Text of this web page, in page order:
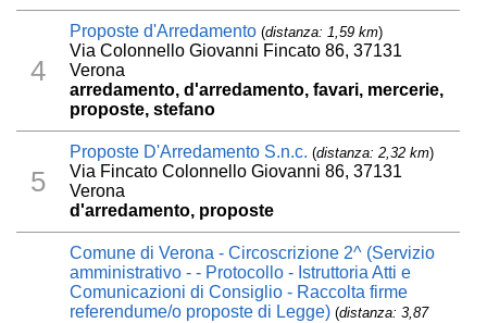
4
Proposte d'Arredamento (distanza: 1,59 km)
Via Colonnello Giovanni Fincato 86, 37131
Verona
arredamento, d'arredamento, favari, mercerie,
proposte, stefano
5
Proposte D'Arredamento S.n.c. (distanza: 2,32 km)
Via Fincato Colonnello Giovanni 86, 37131
Verona
d'arredamento, proposte
Comune di Verona - Circoscrizione 2^ (Servizio
amministrativo - - Protocollo - Istruttoria Atti e
Comunicazioni di Consiglio - Raccolta firme
referendume/o proposte di Legge) (distanza: 3,87